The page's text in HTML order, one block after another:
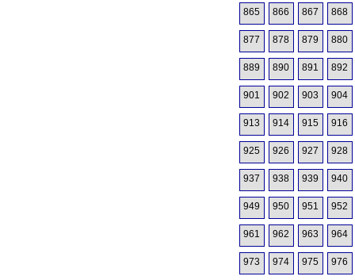
865 866 867 868
877 878 879 880
889 890 891 892
901 902 903 904
913 914 915 916
925 926 927 928
937 938 939 940
949 950 951 952
961 962 963 964
973 974 975 976